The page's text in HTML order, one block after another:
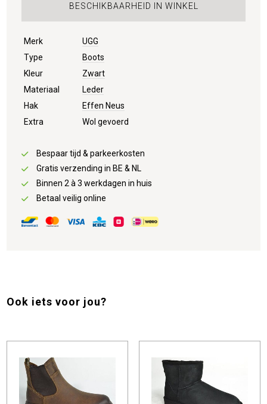
BESCHIKBAARHEID IN WINKEL
Merk
UGG
Type
Boots
Kleur
Zwart
Materiaal
Leder
Hak
Effen Neus
Extra
Wol gevoerd
Bespaar tijd & parkeerkosten
Gratis verzending in BE & NL
Binnen 2 à 3 werkdagen in huis
Betaal veilig online
Ook iets voor jou?